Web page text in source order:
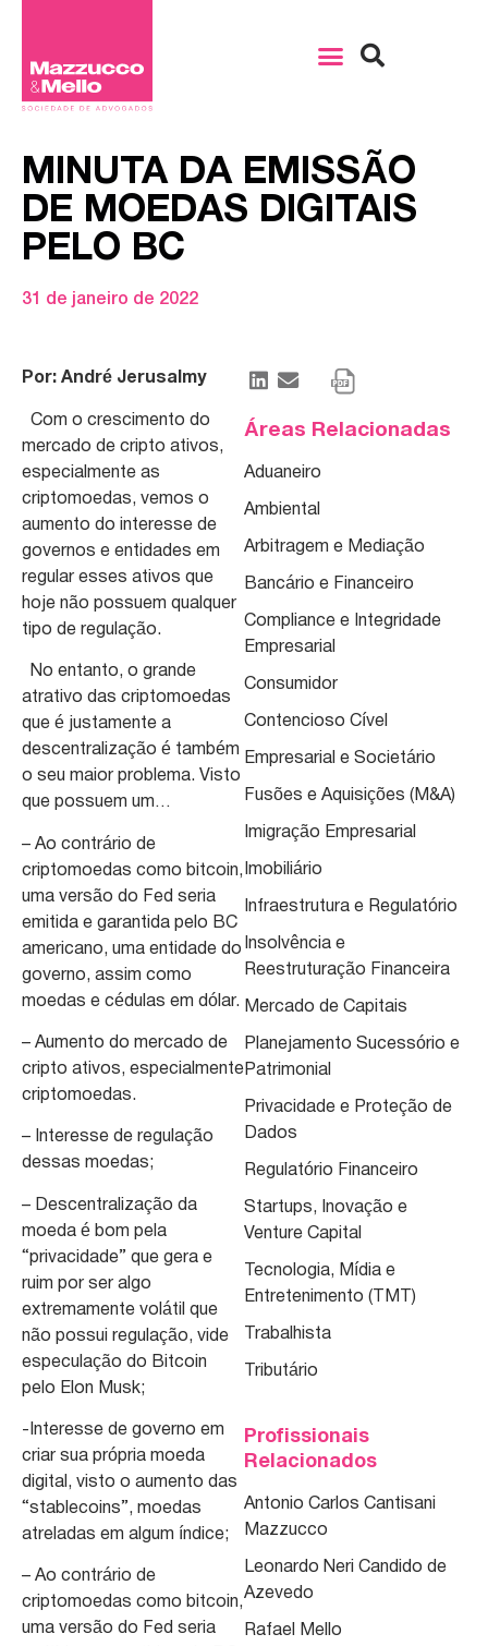
MINUTA DA EMISSÃO
DE MOEDAS DIGITAIS
PELO BC
31 de janeiro de 2022
Por: André Jerusalmy
Com o crescimento do
mercado de cripto ativos,
especialmente as
criptomoedas, vemos o
aumento do interesse de
governos e entidades em
regular esses ativos que
hoje não possuem qualquer
tipo de regulação.
No entanto, o grande
atrativo das criptomoedas
que é justamente a
descentralização é também
o seu maior problema. Visto
que possuem um…
– Ao contrário de
criptomoedas como bitcoin,
uma versão do Fed seria
emitida e garantida pelo BC
americano, uma entidade do
governo, assim como
moedas e cédulas em dólar.
– Aumento do mercado de
cripto ativos, especialmente
criptomoedas.
– Interesse de regulação
dessas moedas;
– Descentralização da
moeda é bom pela
“privacidade” que gera e
ruim por ser algo
extremamente volátil que
não possui regulação, vide
especulação do Bitcoin
pelo Elon Musk;
-Interesse de governo em
criar sua própria moeda
digital, visto o aumento das
“stablecoins”, moedas
atreladas em algum índice;
– Ao contrário de
criptomoedas como bitcoin,
uma versão do Fed seria
Áreas Relacionadas
Aduaneiro
Ambiental
Arbitragem e Mediação
Bancário e Financeiro
Compliance e Integridade
Empresarial
Consumidor
Contencioso Cível
Empresarial e Societário
Fusões e Aquisições (M&A)
Imigração Empresarial
Imobiliário
Infraestrutura e Regulatório
Insolvência e
Reestruturação Financeira
Mercado de Capitais
Planejamento Sucessório e
Patrimonial
Privacidade e Proteção de
Dados
Regulatório Financeiro
Startups, Inovação e
Venture Capital
Tecnologia, Mídia e
Entretenimento (TMT)
Trabalhista
Tributário
Profissionais
Relacionados
Antonio Carlos Cantisani
Mazzucco
Leonardo Neri Candido de
Azevedo
Rafael Mello